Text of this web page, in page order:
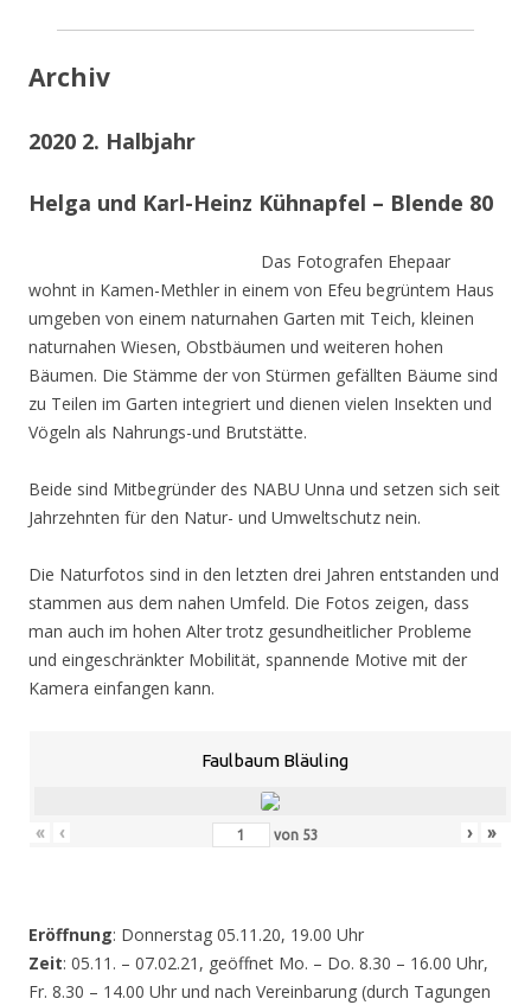
Archiv
2020 2. Halbjahr
Helga und Karl-Heinz Kühnapfel – Blende 80
Das Fotografen Ehepaar
wohnt in Kamen-Methler in einem von Efeu begrüntem Haus
umgeben von einem naturnahen Garten mit Teich, kleinen
naturnahen Wiesen, Obstbäumen und weiteren hohen
Bäumen. Die Stämme der von Stürmen gefällten Bäume sind
zu Teilen im Garten integriert und dienen vielen Insekten und
Vögeln als Nahrungs-und Brutstätte.
Beide sind Mitbegründer des NABU Unna und setzen sich seit
Jahrzehnten für den Natur- und Umweltschutz nein.
Die Naturfotos sind in den letzten drei Jahren entstanden und
stammen aus dem nahen Umfeld. Die Fotos zeigen, dass
man auch im hohen Alter trotz gesundheitlicher Probleme
und eingeschränkter Mobilität, spannende Motive mit der
Kamera einfangen kann.
Faulbaum Bläuling
« ‹ von 53 › »
Eröffnung: Donnerstag 05.11.20, 19.00 Uhr
Zeit: 05.11. – 07.02.21, geöffnet Mo. – Do. 8.30 – 16.00 Uhr,
Fr. 8.30 – 14.00 Uhr und nach Vereinbarung (durch Tagungen